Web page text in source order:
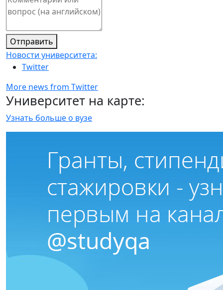
Отправить
Новости университета:
Twitter
More news from Twitter
Университет на карте:
Узнать больше о вузе